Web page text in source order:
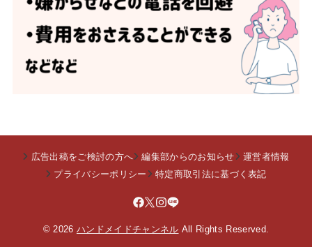
広告出稿をご検討の方へ 編集部からのお知らせ
運営者情報
プライバシーポリシー
特定商取引法に基づく表記
© 2026 ハンドメイドチャンネル All Rights Reserved.